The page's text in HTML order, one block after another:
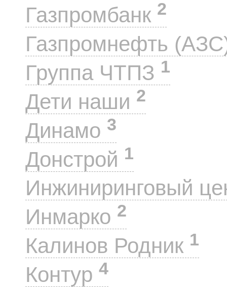
Газпромбанк 2
Газпромнефть
Группа ЧТПЗ 1
Дети наши 2
Динамо 3
Донстрой 1
Инжиниринговый
Инмарко 2
Калинов Родник 1
Контур 4